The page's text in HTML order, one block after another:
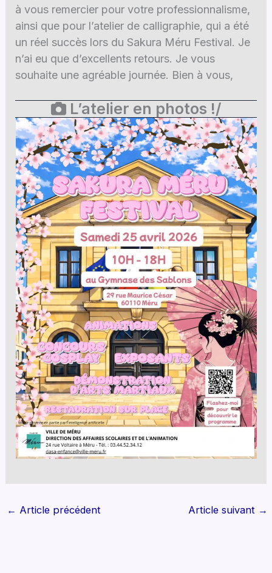
à vous remercier pour votre professionnalisme,
ainsi que pour l’atelier de calligraphie, qui a été
un réel succès lors du Sakura Méru Festival. Je
n’ai eu que d’excellents retours. Je vous
souhaite une agréable journée. Bien à vous,
L’atelier en photos !/
← Article précédent Article suivant →